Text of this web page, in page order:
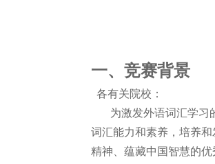
一、竞赛背景
各有关院校：
为激发外语词汇学习的
词汇能力和素养，培养
精神、蕴藏中国智慧的